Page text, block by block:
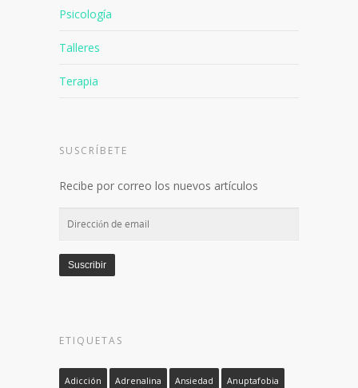
Psicología
Talleres
Terapia
SUSCRÍBETE
Recibe por correo los nuevos artículos
Dirección
email
Suscribir
ETIQUETAS
Adicción Adrenalina Ansiedad Anuptafobia